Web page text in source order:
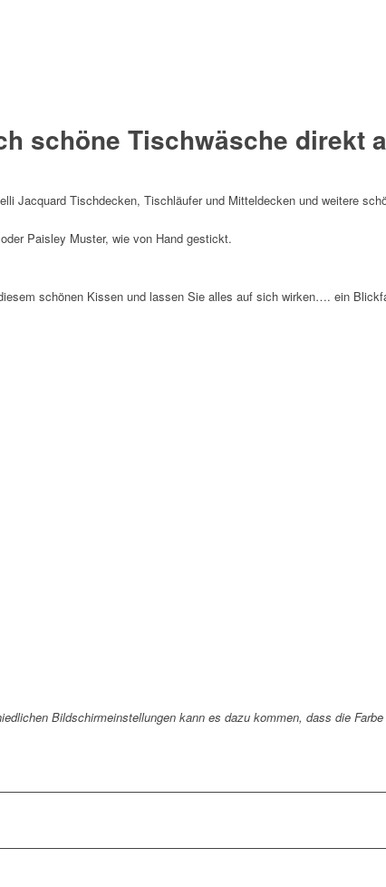
schöne Tischwäsche direkt
Jacquard Tischdecken, Tischläufer und Mitteldecken und weitere
Paisley Muster, wie von Hand gestickt.
schönen Kissen und lassen Sie alles auf sich wirken…. ein
Bildschirmeinstellungen kann es dazu kommen, dass die